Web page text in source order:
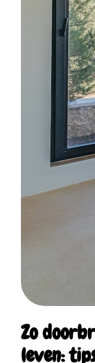
Zo
leven: